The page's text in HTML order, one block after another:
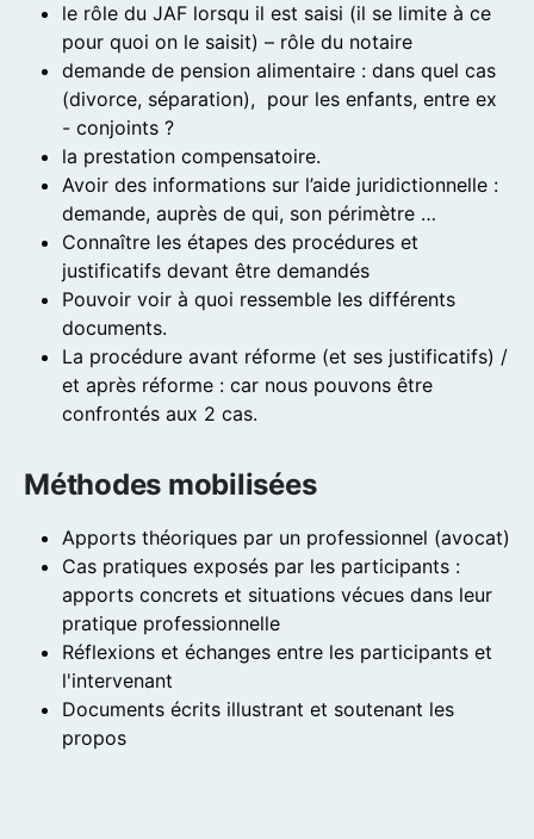
le rôle du JAF lorsqu il est saisi (il se limite à ce
pour quoi on le saisit) – rôle du notaire
demande de pension alimentaire : dans quel cas
(divorce, séparation), pour les enfants, entre ex
- conjoints ?
la prestation compensatoire.
Avoir des informations sur l’aide juridictionnelle :
demande, auprès de qui, son périmètre …
Connaître les étapes des procédures et
justificatifs devant être demandés
Pouvoir voir à quoi ressemble les différents
documents.
La procédure avant réforme (et ses justificatifs) /
et après réforme : car nous pouvons être
confrontés aux 2 cas.
Méthodes mobilisées
Apports théoriques par un professionnel (avocat)
Cas pratiques exposés par les participants :
apports concrets et situations vécues dans leur
pratique professionnelle
Réflexions et échanges entre les participants et
l'intervenant
Documents écrits illustrant et soutenant les
propos